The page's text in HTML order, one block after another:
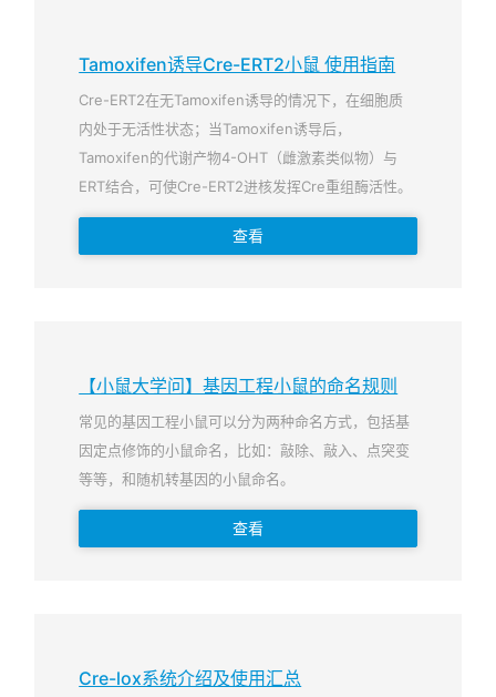
Tamoxifen诱导Cre-ERT2小鼠 使用指南
Cre-ERT2在无Tamoxifen诱导的情况下，在细胞质
内处于无活性状态；当Tamoxifen诱导后，
Tamoxifen的代谢产物4-OHT（雌激素类似物）与
ERT结合，可使Cre-ERT2进核发挥Cre重组酶活性。
查看
【小鼠大学问】基因工程小鼠的命名规则
常见的基因工程小鼠可以分为两种命名方式，包括基
因定点修饰的小鼠命名，比如：敲除、敲入、点突变
等等，和随机转基因的小鼠命名。
查看
Cre-lox系统介绍及使用汇总